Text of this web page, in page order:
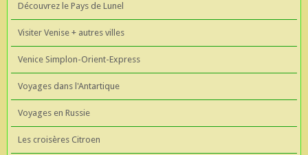
Découvrez le Pays de Lunel
Visiter Venise + autres villes
Venice Simplon-Orient-Express
Voyages dans l'Antartique
Voyages en Russie
Les croisères Citroen